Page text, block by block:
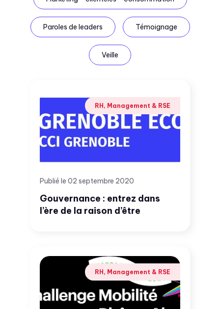
Paroles de leaders Témoignage
Veille
RH, Management & RSE
Publié le 02 septembre 2020
Gouvernance : entrez dans
l’ère de la raison d’être
RH, Management & RSE